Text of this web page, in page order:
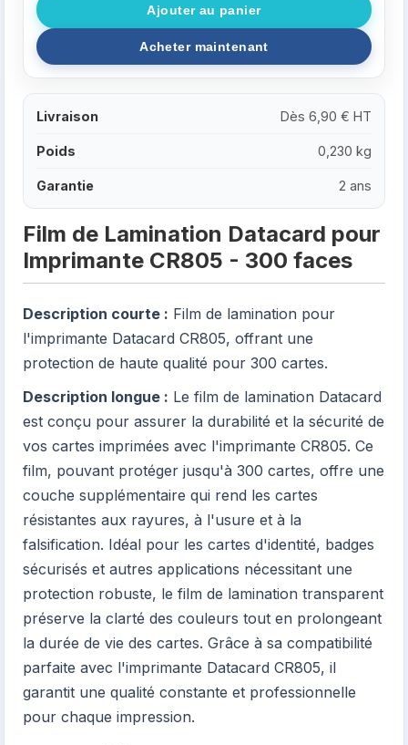
Livraison Dès 6,90 € HT
Poids 0,230 kg
Garantie 2 ans
Film de Lamination Datacard pour
Imprimante CR805 - 300 faces
Description courte : Film de lamination pour
l'imprimante Datacard CR805, offrant une
protection de haute qualité pour 300 cartes.
Description longue : Le film de lamination Datacard
est conçu pour assurer la durabilité et la sécurité de
vos cartes imprimées avec l'imprimante CR805. Ce
film, pouvant protéger jusqu'à 300 cartes, offre une
couche supplémentaire qui rend les cartes
résistantes aux rayures, à l'usure et à la
falsification. Idéal pour les cartes d'identité, badges
sécurisés et autres applications nécessitant une
protection robuste, le film de lamination transparent
préserve la clarté des couleurs tout en prolongeant
la durée de vie des cartes. Grâce à sa compatibilité
parfaite avec l'imprimante Datacard CR805, il
garantit une qualité constante et professionnelle
pour chaque impression.